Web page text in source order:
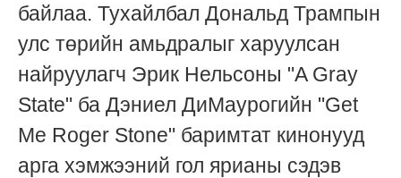
байлаа. Тухайлбал Дональд Трампын
улс төрийн амьдралыг харуулсан
найруулагч Эрик Нельсоны "A Gray
State" ба Дэниел ДиМаурогийн "Get
Me Roger Stone" баримтат кинонууд
арга хэмжээний гол ярианы сэдэв